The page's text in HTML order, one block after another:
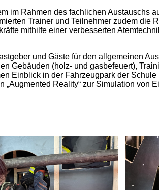
im Rahmen des fachlichen Austauschs
Trainer und Teilnehmer zudem die
mithilfe einer verbesserten
und Gäste für den allgemeinen
Gebäuden (holz- und gasbefeuert),
Einblick in der Fahrzeugpark der Schule
Reality“ zur Simulation von